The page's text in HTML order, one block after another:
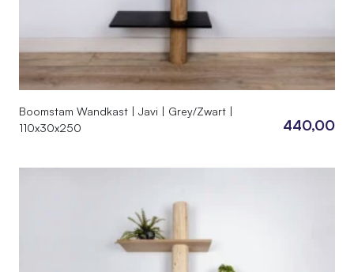
Boomstam Wandkast | Javi | Grey/Zwart |
110x30x250
440,00